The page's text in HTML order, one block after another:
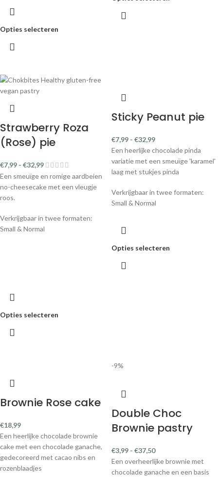
Opties selecteren
Strawberry Roza
(Rose) pie
€7,99 - €32,99
Een smeuïge en romige aardbeien
no-cheesecake met een vleugje
roos.
Verkrijgbaar in twee formaten:
Small & Normal
Opties selecteren
Sticky Peanut pie
€7,99 - €32,99
Een heerlijke chocolade pinda
variatie met een smeuïge 'karamel'
laag met stukjes pinda
Verkrijgbaar in twee formaten:
Small & Normal
Opties selecteren
Brownie Rose cake
€18,99
Een heerlijke chocolade brownie
cake met een chocolade ganache,
gedecoreerd met cacao nibs en
rozenblaadjes
-9%
Double Choc
Brownie pastry
€3,99 - €37,50
Een overheerlijke brownie met
chocolade ganache en een basis